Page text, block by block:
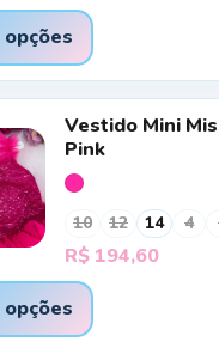
Vestido Mini
Pink
10 12 14 4
R$ 194,60